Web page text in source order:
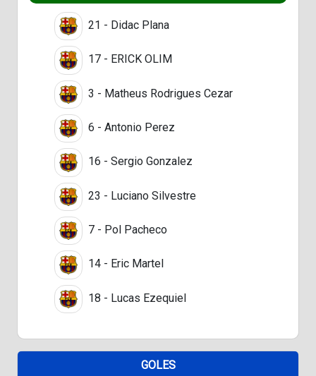
21 - Didac Plana
17 - ERICK OLIM
3 - Matheus Rodrigues Cezar
6 - Antonio Perez
16 - Sergio Gonzalez
23 - Luciano Silvestre
7 - Pol Pacheco
14 - Eric Martel
18 - Lucas Ezequiel
GOLES